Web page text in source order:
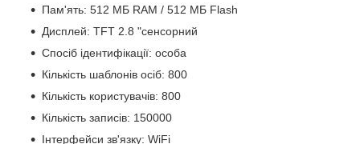
Пам'ять: 512 МБ RAM / 512 МБ Flash
Дисплей: TFT 2.8 "сенсорний
Спосіб ідентифікації: особа
Кількість шаблонів осіб: 800
Кількість користувачів: 800
Кількість записів: 150000
Інтерфейси зв'язку: WiFi